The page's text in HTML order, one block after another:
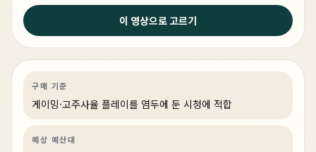
이 영상으로 고르기
1주 전
쇼파 게이밍의 정답 찾았다 | 스팀 OS PC 구성 방법
구매 기준
게이밍·고주사율 플레이를 염두에 둔 시청에 적합
예상 예산대